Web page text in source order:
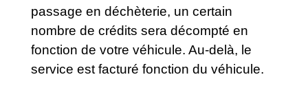
passage en déchèterie, un certain
nombre de crédits sera décompté en
fonction de votre véhicule. Au-delà, le
service est facturé fonction du véhicule.